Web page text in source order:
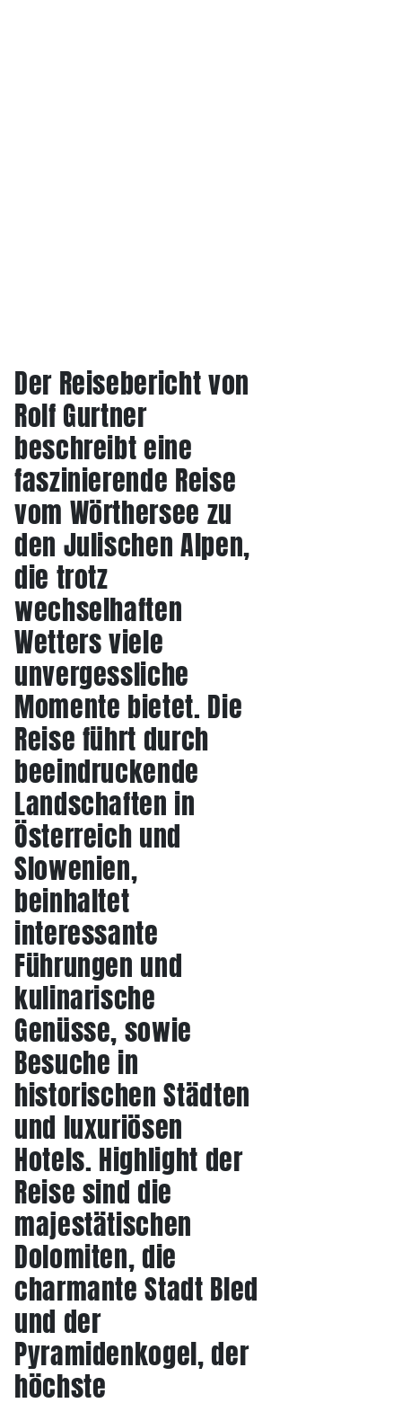
Der Reisebericht von
Rolf Gurtner
beschreibt eine
faszinierende Reise
vom Wörthersee zu
den Julischen Alpen,
die trotz
wechselhaften
Wetters viele
unvergessliche
Momente bietet. Die
Reise führt durch
beeindruckende
Landschaften in
Österreich und
Slowenien,
beinhaltet
interessante
Führungen und
kulinarische
Genüsse, sowie
Besuche in
historischen Städten
und luxuriösen
Hotels. Highlight der
Reise sind die
majestätischen
Dolomiten, die
charmante Stadt Bled
und der
Pyramidenkogel, der
höchste